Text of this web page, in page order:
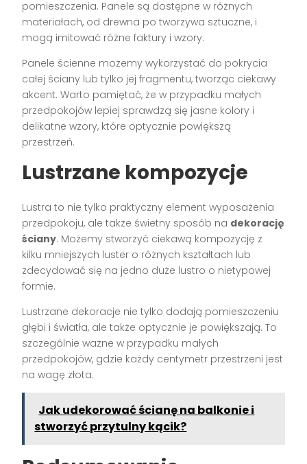
pomieszczenia. Panele są dostępne w różnych
materiałach, od drewna po tworzywa sztuczne, i
mogą imitować różne faktury i wzory.
Panele ścienne możemy wykorzystać do pokrycia
całej ściany lub tylko jej fragmentu, tworząc ciekawy
akcent. Warto pamiętać, że w przypadku małych
przedpokojów lepiej sprawdzą się jasne kolory i
delikatne wzory, które optycznie powiększą
przestrzeń.
Lustrzane kompozycje
Lustra to nie tylko praktyczny element wyposażenia
przedpokoju, ale także świetny sposób na dekorację
ściany. Możemy stworzyć ciekawą kompozycję z
kilku mniejszych luster o różnych kształtach lub
zdecydować się na jedno duże lustro o nietypowej
formie.
Lustrzane dekoracje nie tylko dodają pomieszczeniu
głębi i światła, ale także optycznie je powiększają. To
szczególnie ważne w przypadku małych
przedpokojów, gdzie każdy centymetr przestrzeni jest
na wagę złota.
Jak udekorować ścianę na balkonie i
stworzyć przytulny kącik?